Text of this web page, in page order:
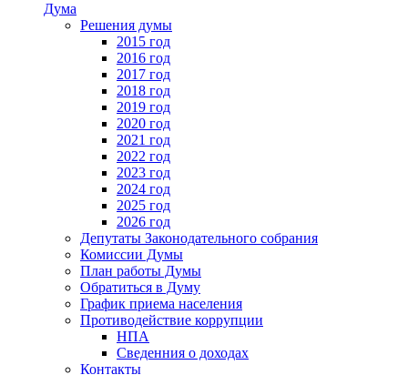
Дума
Решения думы
2015 год
2016 год
2017 год
2018 год
2019 год
2020 год
2021 год
2022 год
2023 год
2024 год
2025 год
2026 год
Депутаты Законодательного собрания
Комиссии Думы
План работы Думы
Обратиться в Думу
График приема населения
Противодействие коррупции
НПА
Сведенния о доходах
Контакты